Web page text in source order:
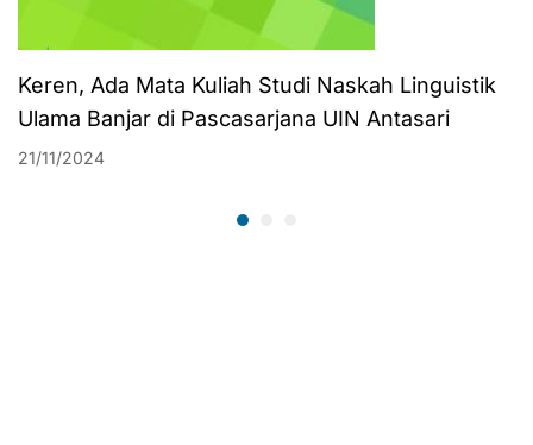
Keren, Ada Mata Kuliah Studi Naskah Linguistik
Ulama Banjar di Pascasarjana UIN Antasari
21/11/2024